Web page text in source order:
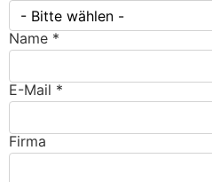
- Bitte wählen -
Name *
E-Mail *
Firma